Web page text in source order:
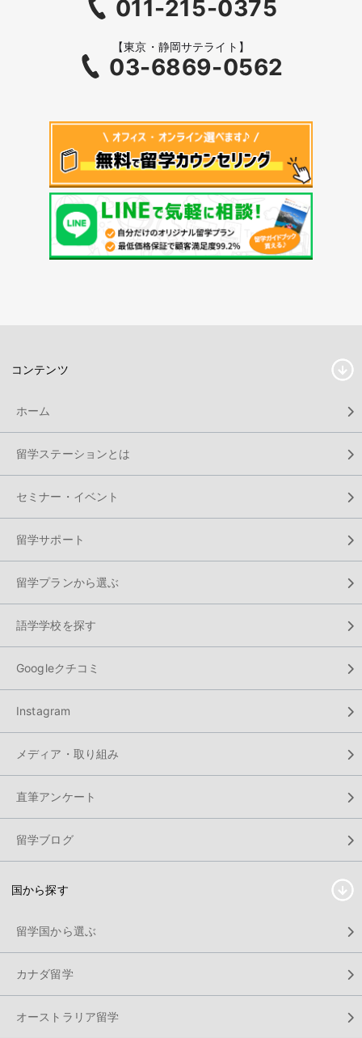
011-215-0375
【東京・静岡サテライト】
03-6869-0562
コンテンツ
ホーム
留学ステーションとは
セミナー・イベント
留学サポート
留学プランから選ぶ
語学学校を探す
Googleクチコミ
Instagram
メディア・取り組み
直筆アンケート
留学ブログ
国から探す
留学国から選ぶ
カナダ留学
オーストラリア留学